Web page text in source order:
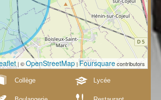
| ©OpenStreetMap |Foursquarecontributors
Collège Lycée